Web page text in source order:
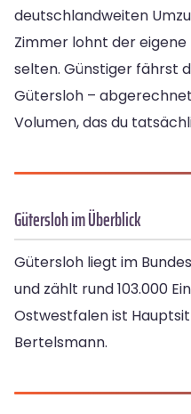
deutschlandweiten
Zimmer lohnt der eigene
selten. Günstiger fährst
Gütersloh –
Volumen, das du
Gütersloh im Überblick
Gütersloh liegt im
und zählt rund 103.000
Ostwestfalen ist
Bertelsmann.